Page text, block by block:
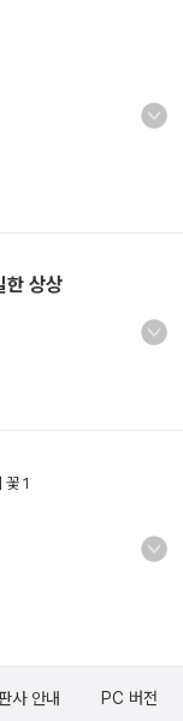
한 상상
꽃 1
사 안내 PC 버전